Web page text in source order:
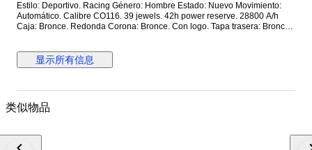
Estilo: Deportivo. Racing Género: Hombre Estado: Nuevo Movimiento:
Automático. Calibre CO116. 39 jewels. 42h power reserve. 28800 A/h
Caja: Bronce. Redonda Corona: Bronce. Con logo. Tapa trasera: Bronce.
central. Cristal: Zafiro esférico antirreflectante Correa: Piel marrón. Cierre:
Titanio con PVD negro. Con logo. Con pulsadores. Deployante de
50.7 mm. Grueso: 14.3 mm. Anchura entre asas: 22.5 mm. Anchura cierre:
madera. Documentación completa Precio de tarifa (PVP): 14000€
显示所有信息
类似物品